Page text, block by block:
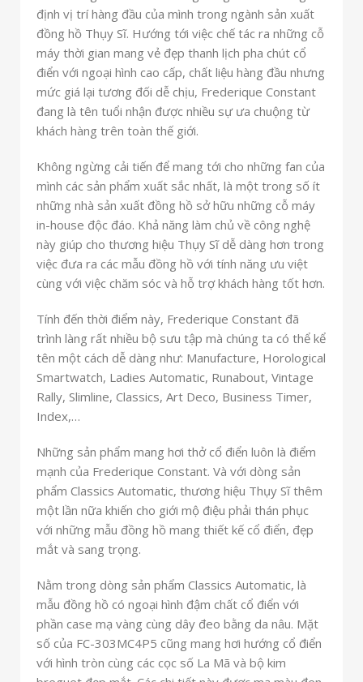
định vị trí hàng đầu của mình trong ngành sản xuất
đồng hồ Thụy Sĩ. Hướng tới việc chế tác ra những cỗ
máy thời gian mang vẻ đẹp thanh lịch pha chút cổ
điển với ngoại hình cao cấp, chất liệu hàng đầu nhưng
mức giá lại tương đối dễ chịu, Frederique Constant
đang là tên tuổi nhận được nhiều sự ưa chuộng từ
khách hàng trên toàn thế giới.
Không ngừng cải tiến để mang tới cho những fan của
mình các sản phẩm xuất sắc nhất, là một trong số ít
những nhà sản xuất đồng hồ sở hữu những cỗ máy
in-house độc đáo. Khả năng làm chủ về công nghệ
này giúp cho thương hiệu Thụy Sĩ dễ dàng hơn trong
việc đưa ra các mẫu đồng hồ với tính năng ưu việt
cùng với việc chăm sóc và hỗ trợ khách hàng tốt hơn.
Tính đến thời điểm này, Frederique Constant đã
trình làng rất nhiều bộ sưu tập mà chúng ta có thể kể
tên một cách dễ dàng như: Manufacture, Horological
Smartwatch, Ladies Automatic, Runabout, Vintage
Rally, Slimline, Classics, Art Deco, Business Timer,
Index,…
Những sản phẩm mang hơi thở cổ điển luôn là điểm
mạnh của Frederique Constant. Và với dòng sản
phẩm Classics Automatic, thương hiệu Thụy Sĩ thêm
một lần nữa khiến cho giới mộ điệu phải thán phục
với những mẫu đồng hồ mang thiết kế cổ điển, đẹp
mắt và sang trọng.
Nằm trong dòng sản phẩm Classics Automatic, là
mẫu đồng hồ có ngoại hình đậm chất cổ điển với
phần case mạ vàng cùng dây đeo bằng da nâu. Mặt
số của FC-303MC4P5 cũng mang hơi hướng cổ điển
với hình tròn cùng các cọc số La Mã và bộ kim